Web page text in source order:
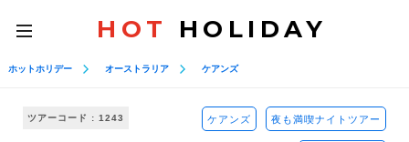
toggle
navigation
HOT HOLIDAY
ホットホリデー オーストラリア ケアンズ
ツアーコード : 1243 ケアンズ 夜も満喫ナイトツアー